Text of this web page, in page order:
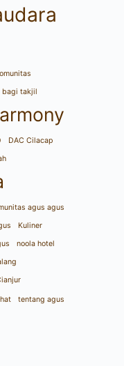
bagi takjil
DAC Cilacap
agus agus
Kuliner
noola hotel
tentang agus